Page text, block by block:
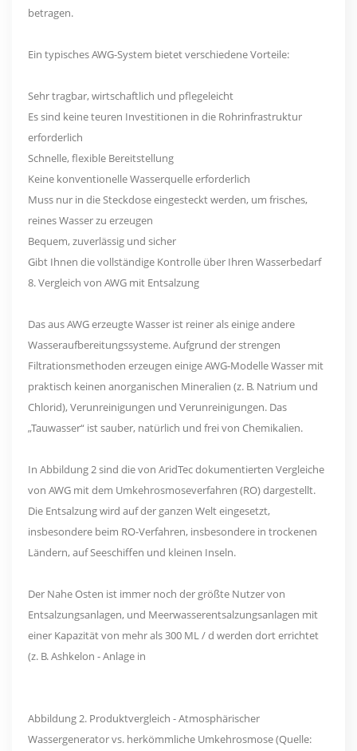
betragen.
Ein typisches AWG-System bietet verschiedene Vorteile:
Sehr tragbar, wirtschaftlich und pflegeleicht
Es sind keine teuren Investitionen in die Rohrinfrastruktur
erforderlich
Schnelle, flexible Bereitstellung
Keine konventionelle Wasserquelle erforderlich
Muss nur in die Steckdose eingesteckt werden, um frisches,
reines Wasser zu erzeugen
Bequem, zuverlässig und sicher
Gibt Ihnen die vollständige Kontrolle über Ihren Wasserbedarf
8. Vergleich von AWG mit Entsalzung
Das aus AWG erzeugte Wasser ist reiner als einige andere
Wasseraufbereitungssysteme. Aufgrund der strengen
Filtrationsmethoden erzeugen einige AWG-Modelle Wasser mit
praktisch keinen anorganischen Mineralien (z. B. Natrium und
Chlorid), Verunreinigungen und Verunreinigungen. Das
„Tauwasser“ ist sauber, natürlich und frei von Chemikalien.
In Abbildung 2 sind die von AridTec dokumentierten Vergleiche
von AWG mit dem Umkehrosmoseverfahren (RO) dargestellt.
Die Entsalzung wird auf der ganzen Welt eingesetzt,
insbesondere beim RO-Verfahren, insbesondere in trockenen
Ländern, auf Seeschiffen und kleinen Inseln.
Der Nahe Osten ist immer noch der größte Nutzer von
Entsalzungsanlagen, und Meerwasserentsalzungsanlagen mit
einer Kapazität von mehr als 300 ML / d werden dort errichtet
(z. B. Ashkelon - Anlage in
Abbildung 2. Produktvergleich - Atmosphärischer
Wassergenerator vs. herkömmliche Umkehrosmose (Quelle: